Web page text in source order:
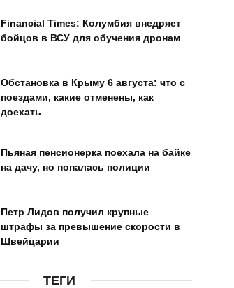
Financial Times: Колумбия внедряет
бойцов в ВСУ для обучения дронам
Обстановка в Крыму 6 августа: что с
поездами, какие отменены, как
доехать
Пьяная пенсионерка поехала на байке
на дачу, но попалась полиции
Петр Лидов получил крупные
штрафы за превышение скорости в
Швейцарии
ТЕГИ